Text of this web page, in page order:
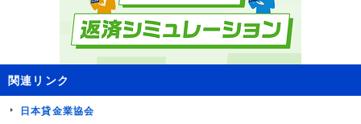
関連リンク
日本貸金業協会